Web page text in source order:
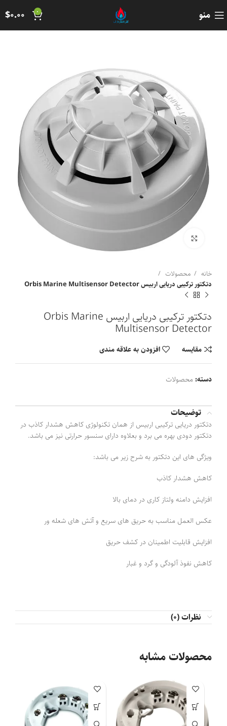
منو 0
$0.00
برای بزرگنمایی کلیک کنید
خانه
محصولات
دتکتور ترکیبی دریایی اربیس Orbis Marine Multisensor Detector
دتکتور ترکیبی دریایی اربیس Orbis Marine
Multisensor Detector
مقايسه افزودن به علاقه مندی
دسته:محصولات
توضیحات
دتکتور دریایی ترکیبی اربیس از همان تکنولوژی کاهش هشدار کاذب در
دتکتور دودی بهره می برد و بعلاوه دارای سنسور حرارتی نیز می باشد.
ویژگی های این دتکتور به شرح زیر می باشد:
کاهش هشدار کاذب
افزایش دامنه ولتاز کاری در دمای بالا
عکس العمل مناسب به حریق های سریع و آتش های شعله ور
افزایش قابلیت اطمینان در کشف حریق
کاهش نفوذ آلودگی و گرد و غبار
نظرات (0)
محصولات مشابه